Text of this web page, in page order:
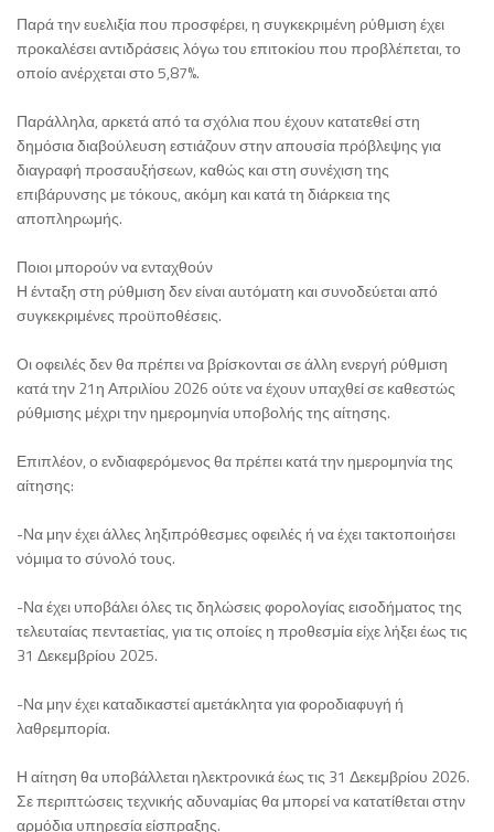
Παρά την ευελιξία που προσφέρει, η συγκεκριμένη ρύθμιση έχει
προκαλέσει αντιδράσεις λόγω του επιτοκίου που προβλέπεται, το
οποίο ανέρχεται στο 5,87%.
Παράλληλα, αρκετά από τα σχόλια που έχουν κατατεθεί στη
δημόσια διαβούλευση εστιάζουν στην απουσία πρόβλεψης για
διαγραφή προσαυξήσεων, καθώς και στη συνέχιση της
επιβάρυνσης με τόκους, ακόμη και κατά τη διάρκεια της
αποπληρωμής.
Ποιοι μπορούν να ενταχθούν
Η ένταξη στη ρύθμιση δεν είναι αυτόματη και συνοδεύεται από
συγκεκριμένες προϋποθέσεις.
Οι οφειλές δεν θα πρέπει να βρίσκονται σε άλλη ενεργή ρύθμιση
κατά την 21η Απριλίου 2026 ούτε να έχουν υπαχθεί σε καθεστώς
ρύθμισης μέχρι την ημερομηνία υποβολής της αίτησης.
Επιπλέον, ο ενδιαφερόμενος θα πρέπει κατά την ημερομηνία της
αίτησης:
-Να μην έχει άλλες ληξιπρόθεσμες οφειλές ή να έχει τακτοποιήσει
νόμιμα το σύνολό τους.
-Να έχει υποβάλει όλες τις δηλώσεις φορολογίας εισοδήματος της
τελευταίας πενταετίας, για τις οποίες η προθεσμία είχε λήξει έως τις
31 Δεκεμβρίου 2025.
-Να μην έχει καταδικαστεί αμετάκλητα για φοροδιαφυγή ή
λαθρεμπορία.
Η αίτηση θα υποβάλλεται ηλεκτρονικά έως τις 31 Δεκεμβρίου 2026.
Σε περιπτώσεις τεχνικής αδυναμίας θα μπορεί να κατατίθεται στην
αρμόδια υπηρεσία είσπραξης.